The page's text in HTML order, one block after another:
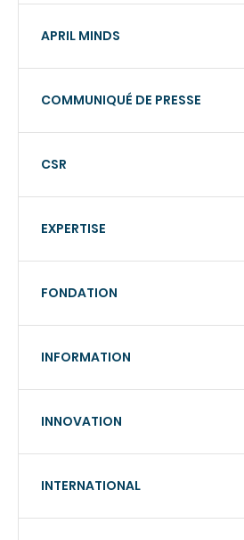
APRIL MINDS
COMMUNIQUÉ DE PRESSE
CSR
EXPERTISE
FONDATION
INFORMATION
INNOVATION
INTERNATIONAL